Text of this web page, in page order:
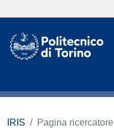
IRIS Pagina ricercatore